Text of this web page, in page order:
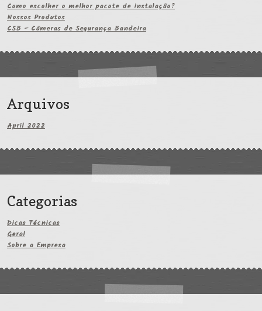
Como escolher o melhor pacote de instalação?
Nossos Produtos
CSB – Câmeras de Segurança Bandeira
Arquivos
April 2022
Categorias
Dicas Técnicas
Geral
Sobre a Empresa